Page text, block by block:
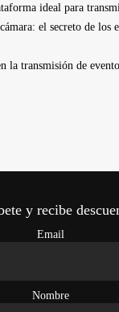
ideal para
el secreto de los
la transmisión de
y recibe
Email
Nombre